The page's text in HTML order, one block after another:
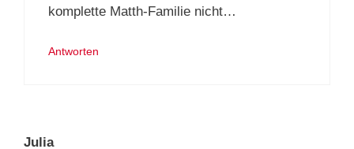
komplette Matth-Familie nicht…
Antworten
Julia